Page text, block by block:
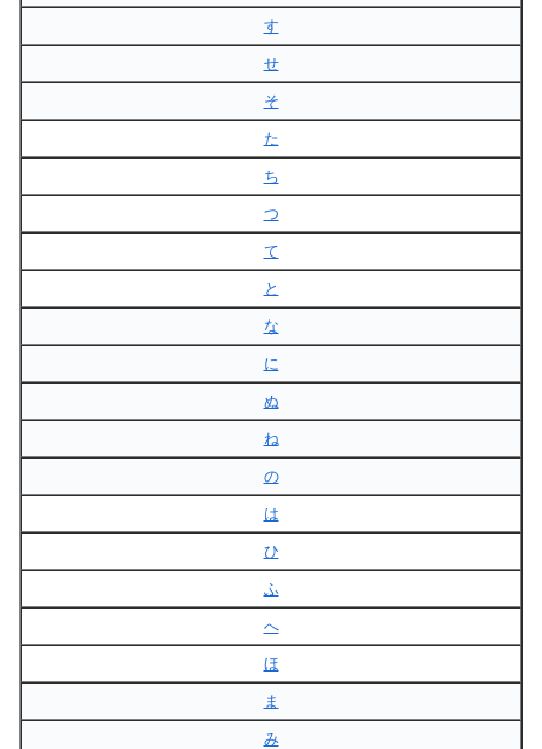
す
せ
そ
た
ち
つ
て
と
な
に
ぬ
ね
の
は
ひ
ふ
へ
ほ
ま
み